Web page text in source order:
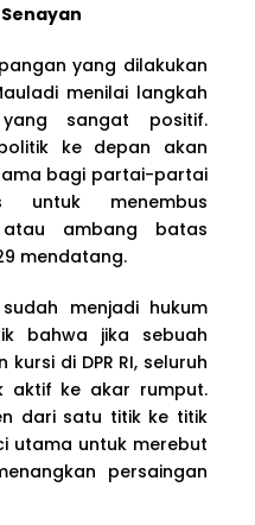
yang dilakukan
menilai langkah
sangat positif.
ke depan akan
bagi partai-partai
untuk menembus
ambang batas
mendatang.
menjadi hukum
bahwa jika sebuah
di DPR RI, seluruh
aktif ke akar rumput.
dari satu titik ke titik
utama untuk merebut
persaingan